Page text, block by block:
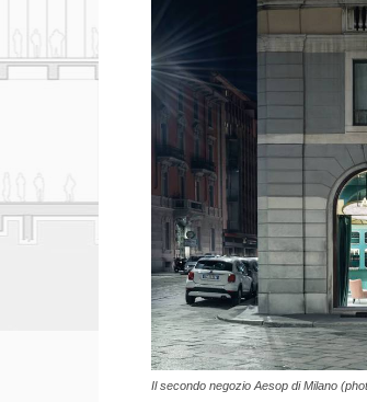
Il secondo negozio Aesop di Milano